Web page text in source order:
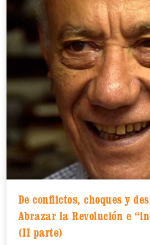
De conflictos, choques y
Abrazar la Revolución e
(II parte)